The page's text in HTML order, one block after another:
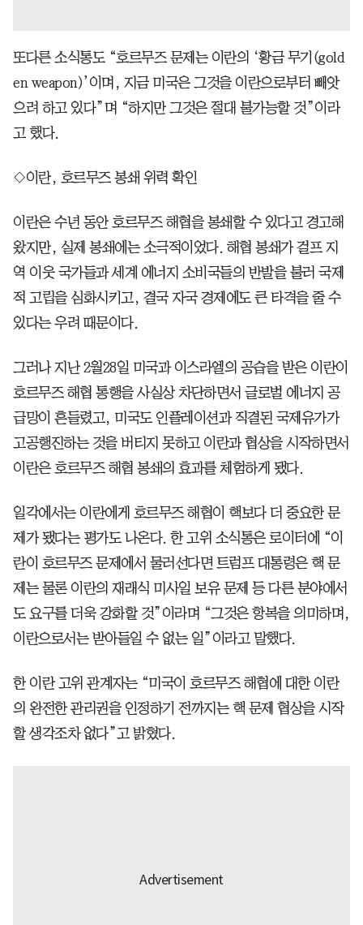
또다른 소식통도 “호르무즈 문제는 이란의 ‘황금 무기(gold
en weapon)’이며, 지금 미국은 그것을 이란으로부터 빼앗
으려 하고 있다”며 “하지만 그것은 절대 불가능할 것”이라
고 했다.
◇이란, 호르무즈 봉쇄 위력 확인
이란은 수년 동안 호르무즈 해협을 봉쇄할 수 있다고 경고해
왔지만, 실제 봉쇄에는 소극적이었다. 해협 봉쇄가 걸프 지
역 이웃 국가들과 세계 에너지 소비국들의 반발을 불러 국제
적 고립을 심화시키고, 결국 자국 경제에도 큰 타격을 줄 수
있다는 우려 때문이다.
그러나 지난 2월28일 미국과 이스라엘의 공습을 받은 이란이
호르무즈 해협 통행을 사실상 차단하면서 글로벌 에너지 공
급망이 흔들렸고, 미국도 인플레이션과 직결된 국제유가가
고공행진하는 것을 버티지 못하고 이란과 협상을 시작하면서
이란은 호르무즈 해협 봉쇄의 효과를 체험하게 됐다.
일각에서는 이란에게 호르무즈 해협이 핵보다 더 중요한 문
제가 됐다는 평가도 나온다. 한 고위 소식통은 로이터에 “이
란이 호르무즈 문제에서 물러선다면 트럼프 대통령은 핵 문
제는 물론 이란의 재래식 미사일 보유 문제 등 다른 분야에서
도 요구를 더욱 강화할 것”이라며 “그것은 항복을 의미하며,
이란으로서는 받아들일 수 없는 일”이라고 말했다.
한 이란 고위 관계자는 “미국이 호르무즈 해협에 대한 이란
의 완전한 관리권을 인정하기 전까지는 핵 문제 협상을 시작
할 생각조차 없다”고 밝혔다.